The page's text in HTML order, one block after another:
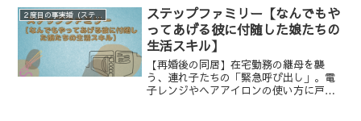
「もし敵に回したら勝てない」という冷
徹な計算だった。過去の経験から「安
心」を求めるあまり、高スペック男子を
警戒してしまう複雑な心境と、それでも
続くシンママの時間の制約を描く、リア
ルな婚活エピソード。
２度目の事実婚（ステップファミリー）
ステップファミリー【なんでもや
ってあげる彼に付随した娘たちの
生活スキル】
【再婚後の同居】在宅勤務の継母を襲
う、連れ子たちの「緊急呼び出し」。電
子レンジやヘアアイロンの使い方に戸惑